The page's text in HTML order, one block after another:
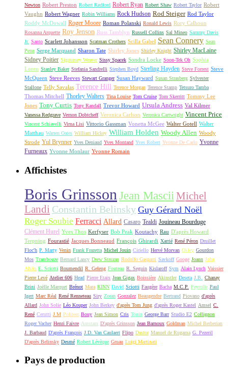
Newton Robert Preston Robert Redford Robert Ryan Robert Shaw Robert Taylor Robert
Vaughn Robert Wagner Robin Williams Rock Hudson Rod Steiger Rod Taylor
Roddy McDowall Roger Moore Roman Polanski Ronald Lewis Rory Calhoun
Rosanna Arquette Roy Jenson Russ Tamblyn Russell Collins Sal Mineo Sammy Davis
Jr. Santo Scarlett Johansson Scatman Crothers Scilla Gabel Sean Connery Sean
Penn Serge Marquand Sharon Tate Shirley Jones Shirley Knight Shirley MacLaine
Sidney Poitier Sigourney Weaver Sissy Spacek Sondra Locke Soon-Tek Oh Sophia
Loren Stanley Baker Stefania Sandrelli Stephen Boyd Sterling Hayden Steve Forrest Steve
McQueen Steve Reeves Stewart Granger Susan Hayward Susan Strasberg Sylvester
Stallone Telly Savalas Terence Hill Terence Morgan Terence Stamp Tetsuro Tamba
Thomas Mitchell Thorley Walters Tina Louise Tom Cruise Tom Skerritt Tommy Lee
Jones Tony Curtis Tony Randall Trevor Howard Ursula Andress Val Kilmer
Vanessa Redgrave Vernon Dobtcheff Veronica Carlson Veronica Cartwright Vincent Price
Vincent Schiavelli Virna Lisi Vittorio Gassman Vonetta McGee Walter Gotell Walter
Matthau Warren Oates William Hickey William Holden Woody Allen Woody
Strode Yul Brynner Yves Deniaud Yves Montand Yves Robert Yvonne De Carlo Yvonne
Furneaux Yvonne Monlaur Yvonne Romain
Affichistes
Boris Grinsson Jean Mascii Michel
Landi Constantin Belinsky Guy Gérard Noël
Roger Soubie Ferracci Allard Casaro Tealdi Jouineau Bourduge
Clément Hurel Yves Thos Kerfyser Bob Peak Koutachy Rau D'après Howard
Terpning Fourastié Jacques Bonneaud François Ghirardi Xarrié René Péron Druillet
Floc'h P. Marty Venin Frank Frazetta Michel Jouin Ciriello Hervé Morvan Okley Gourdon
Mos Trambouze Bernard Lancy Drew Struzan Rodolfo Gasparri Savkoff Googe Joann John
Alvin E. Sciotti Boumendil R. Geleng Fouteau R. Seguin Kislaroff Sym Alain Lynch Vaissier
Pierre Levé Atelier 606 Head Pierre Etaix Jean Gigax Boissière Akinstler Deseta J.B.
Chanay
Brini Joëlle Marquet Brénot Mara RINN David Sciotti Faugère Bacha M.C.P. Peyrolle Paul
Igert Marc Réal René Renneteau Siry Zoran Gonzalez Beaugendre Bertrand Piovano d'après
Allard John Solie Léo Kouper John Berkey d'après Tom Jung d'après Roger Kastel Amsel C.
René Cerutti J.M Politeer Bouy Jean Simon Cris Tonin George Barr Studio E2 Collignon
Roger Vacher Henri Faivre Arnstam D'après Grinsson Jean Barnoux Goldman Michel Berberian
J. Barbaud D'après François J.D. Van Caulaert Flipo Dastor Manuel de Rugama G. Pezeril
D'après Belinsky Desmé Robert Lévèque Gruau Luigi Martinati
Pays de production